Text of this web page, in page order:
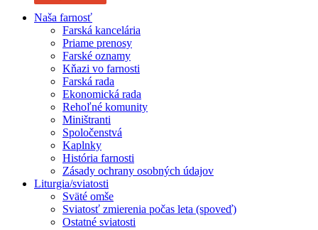
Naša farnosť
Farská kancelária
Priame prenosy
Farské oznamy
Kňazi vo farnosti
Farská rada
Ekonomická rada
Rehoľné komunity
Miništranti
Spoločenstvá
Kaplnky
História farnosti
Zásady ochrany osobných údajov
Liturgia/sviatosti
Sväté omše
Sviatosť zmierenia počas leta (spoveď)
Ostatné sviatosti